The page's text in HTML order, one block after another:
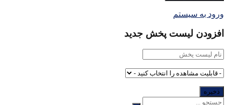
ورود به سیستم
افزودن لیست پخش جدید